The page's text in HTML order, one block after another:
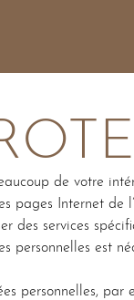
de votre
pages Internet de l’
des services
personnelles est
personnelles, par